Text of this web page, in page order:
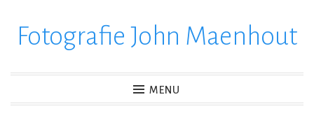
verderFotografie John Maenhout
MENU